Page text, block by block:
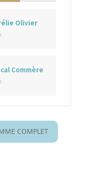
Olivier
Commère
COMPLET